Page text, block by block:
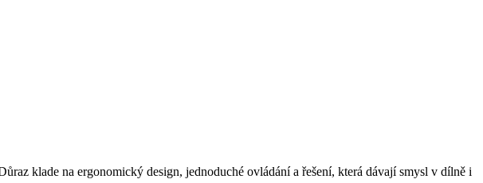
klade na ergonomický design, jednoduché ovládání a řešení, která dávají smysl v dílně i